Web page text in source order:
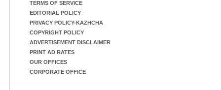
TERMS OF SERVICE
EDITORIAL POLICY
PRIVACY POLICY-KAZHCHA
COPYRIGHT POLICY
ADVERTISEMENT DISCLAIMER
PRINT AD RATES
OUR OFFICES
CORPORATE OFFICE